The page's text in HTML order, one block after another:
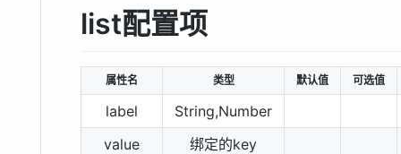
list配置项
属性名 类型 默认值 可选值
label
String,Number
value
绑定的key